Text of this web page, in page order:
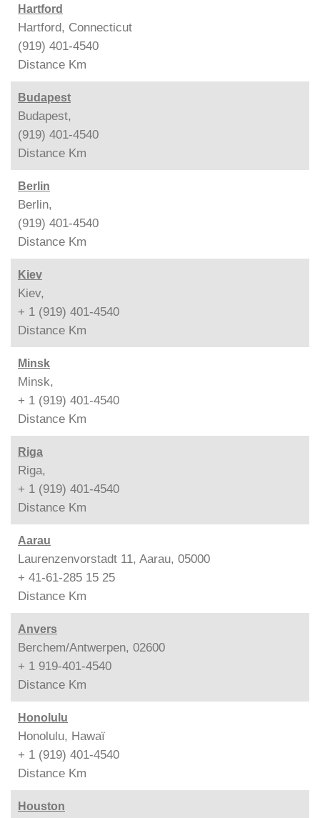
Hartford
Hartford, Connecticut
(919) 401-4540
Distance Km
Budapest
Budapest,
(919) 401-4540
Distance Km
Berlin
Berlin,
(919) 401-4540
Distance Km
Kiev
Kiev,
+ 1 (919) 401-4540
Distance Km
Minsk
Minsk,
+ 1 (919) 401-4540
Distance Km
Riga
Riga,
+ 1 (919) 401-4540
Distance Km
Aarau
Laurenzenvorstadt 11, Aarau, 05000
+ 41-61-285 15 25
Distance Km
Anvers
Berchem/Antwerpen, 02600
+ 1 919-401-4540
Distance Km
Honolulu
Honolulu, Hawaï
+ 1 (919) 401-4540
Distance Km
Houston